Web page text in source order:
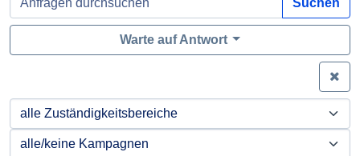
Suchen
Warte auf Antwort